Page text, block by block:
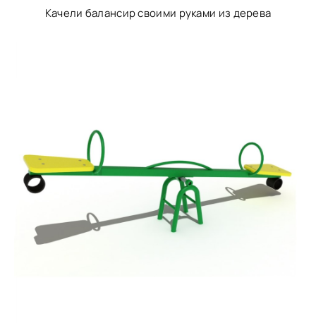
Качели балансир своими руками из дерева